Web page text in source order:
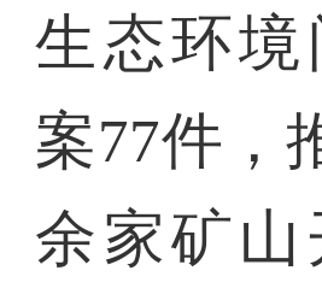
生态环境
案77件，
余家矿山